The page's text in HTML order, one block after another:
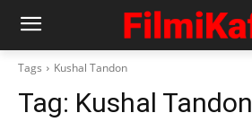
Tags Kushal Tandon
Tag: Kushal Tandon